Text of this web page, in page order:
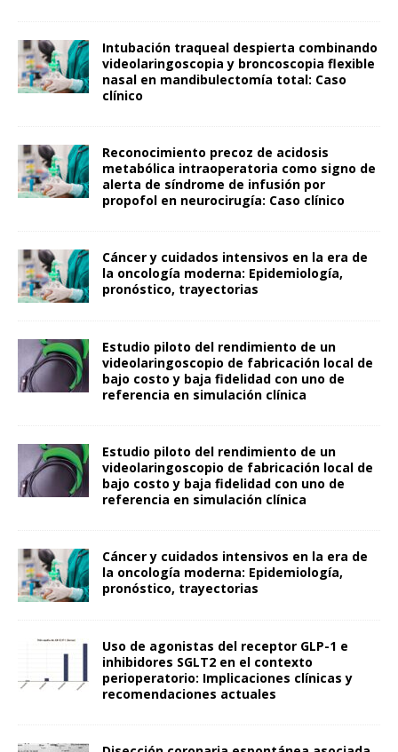
Intubación traqueal despierta combinando
videolaringoscopia y broncoscopia flexible
nasal en mandibulectomía total: Caso
clínico
Reconocimiento precoz de acidosis
metabólica intraoperatoria como signo de
alerta de síndrome de infusión por
propofol en neurocirugía: Caso clínico
Cáncer y cuidados intensivos en la era de
la oncología moderna: Epidemiología,
pronóstico, trayectorias
Estudio piloto del rendimiento de un
videolaringoscopio de fabricación local de
bajo costo y baja fidelidad con uno de
referencia en simulación clínica
Estudio piloto del rendimiento de un
videolaringoscopio de fabricación local de
bajo costo y baja fidelidad con uno de
referencia en simulación clínica
Cáncer y cuidados intensivos en la era de
la oncología moderna: Epidemiología,
pronóstico, trayectorias
Uso de agonistas del receptor GLP-1 e
inhibidores SGLT2 en el contexto
perioperatorio: Implicaciones clínicas y
recomendaciones actuales